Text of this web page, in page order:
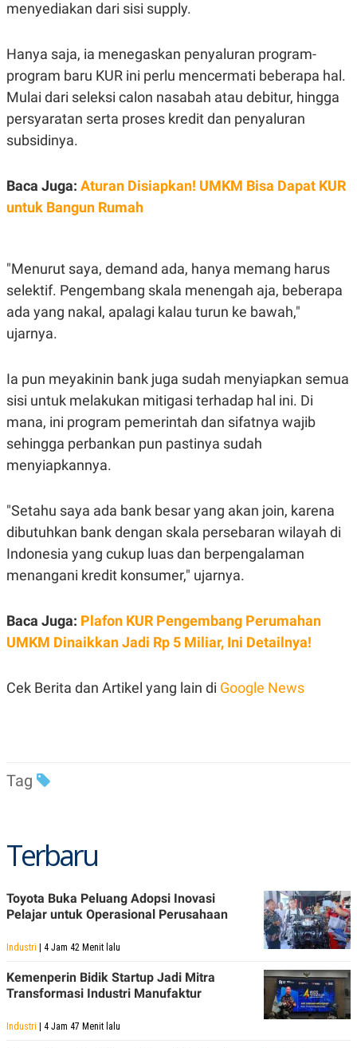
menyediakan dari sisi supply.
Hanya saja, ia menegaskan penyaluran program-
program baru KUR ini perlu mencermati beberapa hal.
Mulai dari seleksi calon nasabah atau debitur, hingga
persyaratan serta proses kredit dan penyaluran
subsidinya.
Baca Juga: Aturan Disiapkan! UMKM Bisa Dapat KUR
untuk Bangun Rumah
"Menurut saya, demand ada, hanya memang harus
selektif. Pengembang skala menengah aja, beberapa
ada yang nakal, apalagi kalau turun ke bawah,"
ujarnya.
Ia pun meyakinin bank juga sudah menyiapkan semua
sisi untuk melakukan mitigasi terhadap hal ini. Di
mana, ini program pemerintah dan sifatnya wajib
sehingga perbankan pun pastinya sudah
menyiapkannya.
"Setahu saya ada bank besar yang akan join, karena
dibutuhkan bank dengan skala persebaran wilayah di
Indonesia yang cukup luas dan berpengalaman
menangani kredit konsumer," ujarnya.
Baca Juga: Plafon KUR Pengembang Perumahan
UMKM Dinaikkan Jadi Rp 5 Miliar, Ini Detailnya!
Cek Berita dan Artikel yang lain di Google News
Tag
Terbaru
Toyota Buka Peluang Adopsi Inovasi
Pelajar untuk Operasional Perusahaan
Industri | 4 Jam 42 Menit lalu
Kemenperin Bidik Startup Jadi Mitra
Transformasi Industri Manufaktur
Industri | 4 Jam 47 Menit lalu